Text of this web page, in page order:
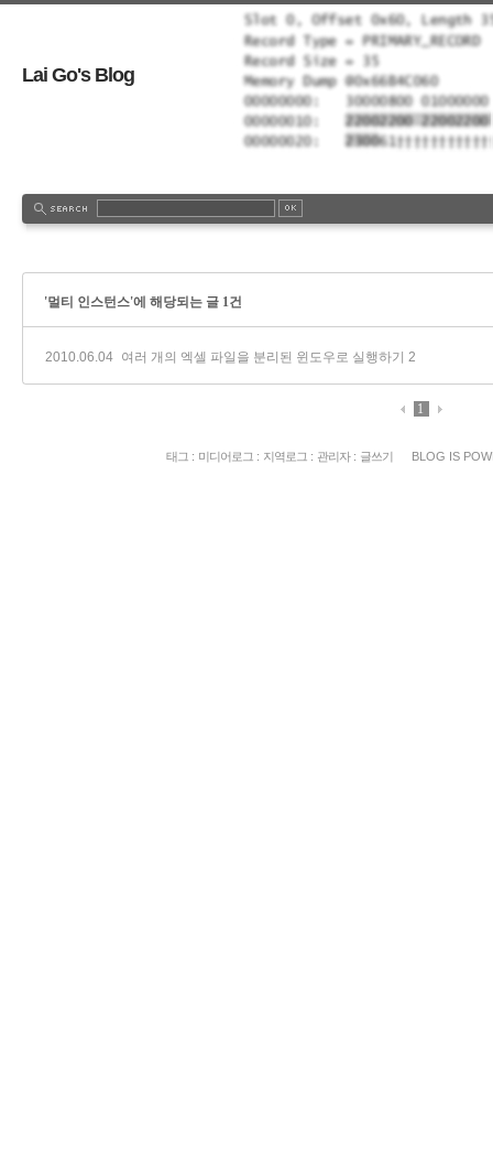
Lai Go's Blog
'멀티 인스턴스'에 해당되는 글 1건
2010.06.04 여러 개의 엑셀 파일을 분리된 윈도우로 실행하기 2
1
태그 : 미디어로그 : 지역로그 : 관리자: 글쓰기 BLOG IS